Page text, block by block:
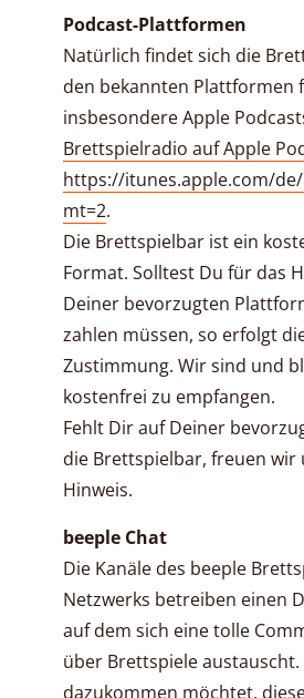
Podcast-Plattformen
Natürlich findet sich die
den bekannten Plattformen
insbesondere Apple
Brettspielradio auf Apple
https://itunes.apple.com/
mt=2.
Die Brettspielbar ist ein
Format. Solltest Du für das
Deiner bevorzugten
zahlen müssen, so erfolgt
Zustimmung. Wir sind und
kostenfrei zu empfangen.
Fehlt Dir auf Deiner
die Brettspielbar, freuen wir
Hinweis.
beeple Chat
Die Kanäle des beeple
Netzwerks betreiben einen
auf dem sich eine tolle
über Brettspiele austauscht.
dazukommen möchtet,